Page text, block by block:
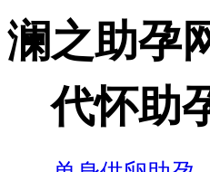
澜之助孕
代怀助